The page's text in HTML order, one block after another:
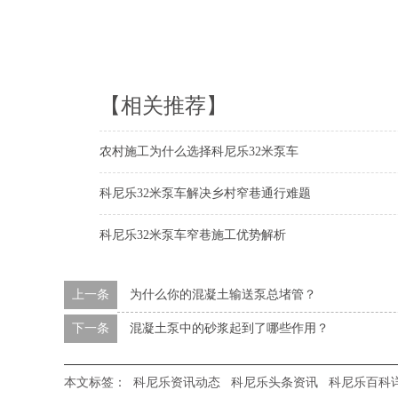
【相关推荐】
农村施工为什么选择科尼乐32米泵车
科尼乐32米泵车解决乡村窄巷通行难题
科尼乐32米泵车窄巷施工优势解析
上一条 为什么你的混凝土输送泵总堵管？
下一条 混凝土泵中的砂浆起到了哪些作用？
本文标签： 科尼乐资讯动态 科尼乐头条资讯 科尼乐百科